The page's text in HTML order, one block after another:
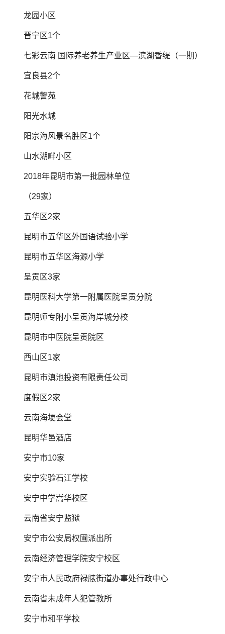
龙园小区
晋宁区1个
七彩云南 国际养老养生产业区—滨湖香缇（一期）
宜良县2个
花城警苑
阳光水城
阳宗海风景名胜区1个
山水湖畔小区
2018年昆明市第一批园林单位
（29家）
五华区2家
昆明市五华区外国语试验小学
昆明市五华区海源小学
呈贡区3家
昆明医科大学第一附属医院呈贡分院
昆明师专附小呈贡海岸城分校
昆明市中医院呈贡院区
西山区1家
昆明市滇池投资有限责任公司
度假区2家
云南海埂会堂
昆明华邑酒店
安宁市10家
安宁实验石江学校
安宁中学嵩华校区
云南省安宁监狱
安宁市公安局权圃派出所
云南经济管理学院安宁校区
安宁市人民政府禄脿街道办事处行政中心
云南省未成年人犯管教所
安宁市和平学校